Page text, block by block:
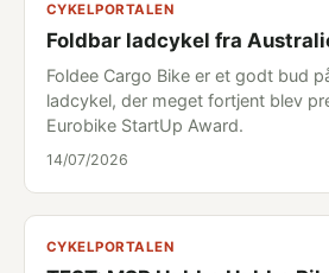
CYKELPORTALEN
Foldbar ladcykel fra
Foldee Cargo Bike er et godt bud
ladcykel, der meget fortjent blev
Eurobike StartUp Award.
14/07/2026
CYKELPORTALEN